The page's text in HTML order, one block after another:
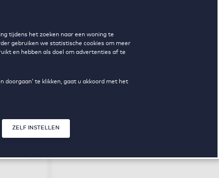
tijdens het zoeken naar een woning te
gebruiken we statistische cookies om meer
en hebben als doel om advertenties af te
doorgaan’ te klikken, gaat u akkoord met het
ZELF INSTELLEN